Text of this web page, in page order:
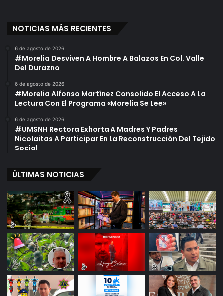
NOTICIAS MÁS RECIENTES
6 de agosto de 2026
#Morelia Desviven A Hombre A Balazos En Col. Valle
Del Durazno
6 de agosto de 2026
#Morelia Alfonso Martínez Consolido El Acceso A La
Lectura Con El Programa «Morelia Se Lee»
6 de agosto de 2026
#UMSNH Rectora Exhorta A Madres Y Padres
Nicolaitas A Participar En La Reconstrucción Del Tejido
Social
ÚLTIMAS NOTICIAS